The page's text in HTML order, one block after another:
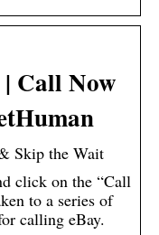
Call Now
Skip the Wait
click on the “Call
to a series of
calling eBay.